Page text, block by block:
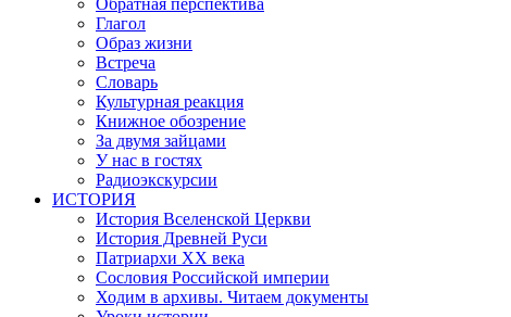
Глагол
Образ жизни
Встреча
Словарь
Культурная реакция
Книжное обозрение
За двумя зайцами
У нас в гостях
Радиоэкскурсии
ИСТОРИЯ
История Вселенской Церкви
История Древней Руси
Патриархи XX века
Сословия Российской империи
Ходим в архивы. Читаем документы